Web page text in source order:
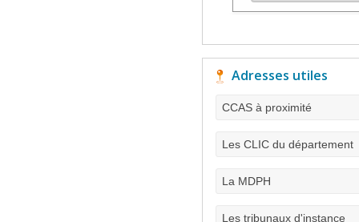
Adresses utiles
CCAS à proximité
Les CLIC du département
La MDPH
Les tribunaux d'instance